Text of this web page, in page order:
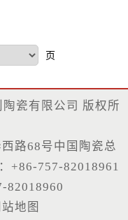
页
瓷有限公司 版权所
路68号中国陶瓷总
+86-757-82018961
82018960
站地图